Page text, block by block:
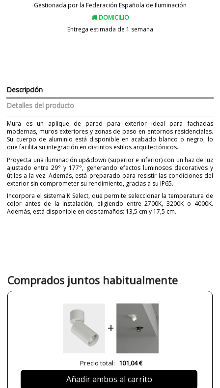
Gestionada por la Federación Española de Iluminación
DOMICILIO
Entrega estimada de 1 semana
Descripción
Detalles del producto
Mura es un aplique de pared para exterior ideal para fachadas
modernas, muros exteriores y zonas de paso en entornos residenciales.
Su cuerpo de aluminio está disponible en acabado blanco o negro, lo
que facilita su integración en distintos estilos arquitectónicos.
Proyecta una iluminación up&down (superior e inferior) con un haz de luz
ajustado entre 29° y 177°, generando efectos luminosos decorativos y
útiles a la vez. Además, está preparado para resistir las condiciones del
exterior sin comprometer su rendimiento, gracias a su IP65.
Incorpora el sistema K Select, que permite seleccionar la temperatura de
color antes de la instalación, eligiendo entre 2700K, 3200K o 4000K.
Además, está disponible en dos tamaños: 13,5 cm y 17,5 cm.
Negro
Ancho (cm)
3.2 cm
9 cm
13.5 cm
1 semana
LED SMD
Lumens (LED)
2x370 lm/2x410 lm/2x430 lm (13.5
cm)
Comprados juntos habitualmente
+
Precio total: 101,04 €
Añadir ambos al carrito